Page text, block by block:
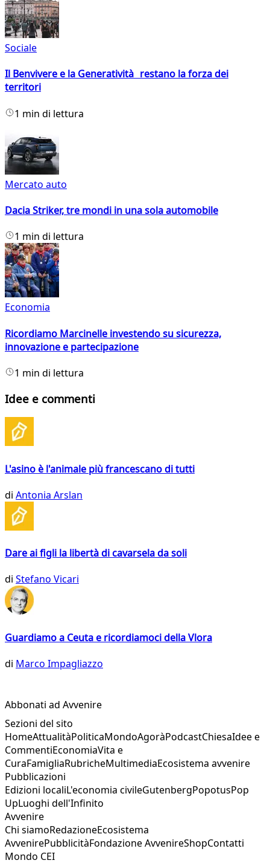
Sociale
Il Benvivere e la Generatività restano la forza dei
territori
1 min di lettura
Mercato auto
Dacia Striker, tre mondi in una sola automobile
1 min di lettura
Economia
Ricordiamo Marcinelle investendo su sicurezza,
innovazione e partecipazione
1 min di lettura
Idee e commenti
L'asino è l'animale più francescano di tutti
di Antonia Arslan
Dare ai figli la libertà di cavarsela da soli
di Stefano Vicari
Guardiamo a Ceuta e ricordiamoci della Vlora
di Marco Impagliazzo
Abbonati ad Avvenire
Sezioni del sito
HomeAttualitàPoliticaMondoAgoràPodcastChiesaIdee e
CommentiEconomiaVita e
CuraFamigliaRubricheMultimediaEcosistema avvenire
Pubblicazioni
Edizioni localiL'economia civileGutenbergPopotusPop
UpLuoghi dell'Infinito
Avvenire
Chi siamoRedazioneEcosistema
AvvenirePubblicitàFondazione AvvenireShopContatti
Mondo CEI